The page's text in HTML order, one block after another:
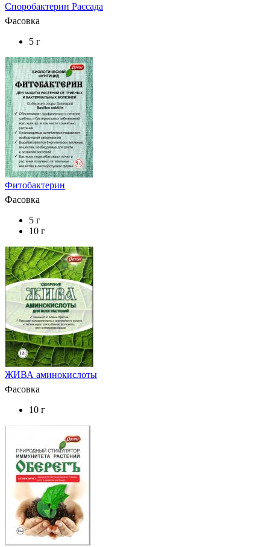
Споробактерин Рассада
Фасовка
5 г
Фитобактерин
Фасовка
5 г
10 г
ЖИВА аминокислоты
Фасовка
10 г